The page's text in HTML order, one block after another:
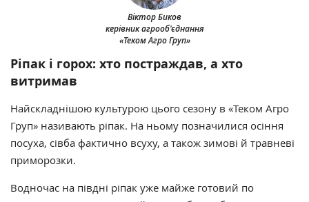
Віктор Биков
керівник агрооб'єднання
«Теком Агро Груп»
Ріпак і горох: хто постраждав, а хто
витримав
Найскладнішою культурою цього сезону в «Теком Агро
Груп» називають ріпак. На ньому позначилися осіння
посуха, сівба фактично всуху, а також зимові й травневі
приморозки.
Водночас на півдні ріпак уже майже готовий по